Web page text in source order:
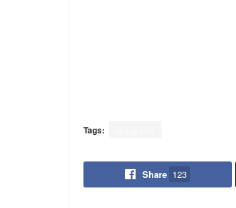
Tags:
Share 123